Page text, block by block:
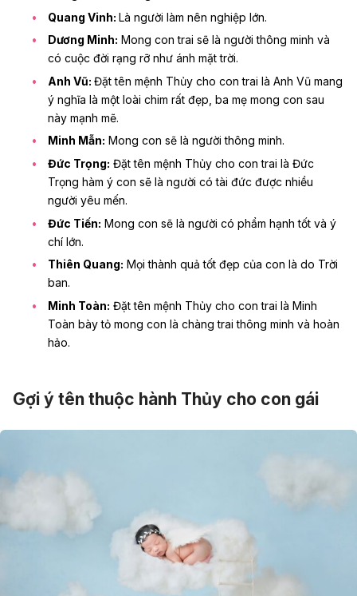
Quang Vinh: Là người làm nên nghiệp lớn.
Dương Minh: Mong con trai sẽ là người thông minh và
có cuộc đời rạng rỡ như ánh mặt trời.
Anh Vũ: Đặt tên mệnh Thủy cho con trai là Anh Vũ mang
ý nghĩa là một loài chim rất đẹp, ba mẹ mong con sau
này mạnh mẽ.
Minh Mẫn: Mong con sẽ là người thông minh.
Đức Trọng: Đặt tên mệnh Thủy cho con trai là Đức
Trọng hàm ý con sẽ là người có tài đức được nhiều
người yêu mến.
Đức Tiến: Mong con sẽ là người có phẩm hạnh tốt và ý
chí lớn.
Thiên Quang: Mọi thành quả tốt đẹp của con là do Trời
ban.
Minh Toàn: Đặt tên mệnh Thủy cho con trai là Minh
Toàn bày tỏ mong con là chàng trai thông minh và hoàn
hảo.
Gợi ý tên thuộc hành Thủy cho con gái